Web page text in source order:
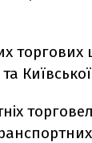
торгових